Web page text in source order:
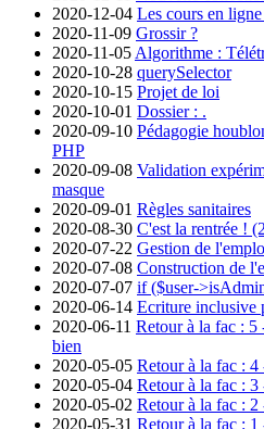
2020-12-04 Les cours en ligne
2020-11-09 Grossir ?
2020-11-05 Algorithme :
2020-10-28 querySelector
2020-10-15 Projet de loi
2020-10-01 Dossier : .
2020-09-10 Pédagogie
PHP
2020-09-08 Validation
masque
2020-09-01 Règles sanitaires
2020-08-30 C'est la rentrée !
2020-07-22 Gestion de
2020-07-08 Construction de
2020-07-07 if ($user-
2020-06-14 Ecriture inclusive
2020-06-11 Retour à la fac : 5
bien
2020-05-05 Retour à la fac : 4
2020-05-04 Retour à la fac : 3
2020-05-02 Retour à la fac : 2
2020-05-31 Retour à la fac : 1